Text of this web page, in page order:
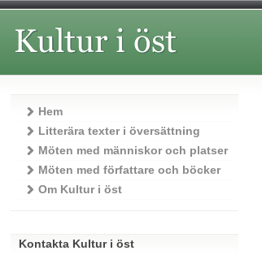
Hem
Litterära texter i översättning
Möten med människor och platser
Möten med författare och böcker
Om Kultur i öst
Kontakta Kultur i öst